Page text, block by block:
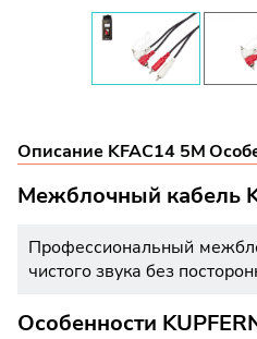
Описание KFAC14 5M
Межблочный кабель
Профессиональный
чистого звука без
Особенности